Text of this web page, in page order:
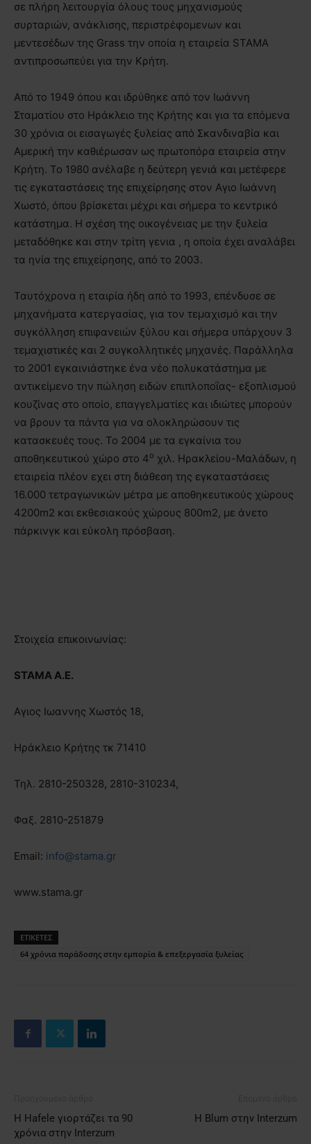
σε πλήρη λειτουργία όλους τους μηχανισμούς
συρταριών, ανάκλισης, περιστρέφομενων και
μεντεσέδων της Grass την οποία η εταιρεία STAMA
αντιπροσωπεύει για την Κρήτη.
Από το 1949 όπου και ιδρύθηκε από τον Ιωάννη
Σταματίου στο Ηράκλειο της Κρήτης και για τα επόμενα
30 χρόνια οι εισαγωγές ξυλείας από Σκανδιναβία και
Αμερική την καθιέρωσαν ως πρωτοπόρα εταιρεία στην
Κρήτη. Το 1980 ανέλαβε η δεύτερη γενιά και μετέφερε
τις εγκαταστάσεις της επιχείρησης στον Αγιο Ιωάννη
Χωστό, όπου βρίσκεται μέχρι και σήμερα το κεντρικό
κατάστημα. Η σχέση της οικογένειας με την ξυλεία
μεταδόθηκε και στην τρίτη γενια , η οποία έχει αναλάβει
τα ηνία της επιχείρησης, από το 2003.
Ταυτόχρονα η εταιρία ήδη από το 1993, επένδυσε σε
μηχανήματα κατεργασίας, για τον τεμαχισμό και την
συγκόλληση επιφανειών ξύλου και σήμερα υπάρχουν 3
τεμαχιστικές και 2 συγκολλητικές μηχανές. Παράλληλα
το 2001 εγκαινιάστηκε ένα νέο πολυκατάστημα με
αντικείμενο την πώληση ειδών επιπλοποΐας- εξοπλισμού
κουζίνας στο οποίο, επαγγελματίες και ιδιώτες μπορούν
να βρουν τα πάντα για να ολοκληρώσουν τις
κατασκευές τους. Το 2004 με τα εγκαίνια του
αποθηκευτικού χώρο στο 4ο χιλ. Ηρακλείου-Μαλάδων, η
εταιρεία πλέον εχει στη διάθεση της εγκαταστάσεις
16.000 τετραγωνικών μέτρα με αποθηκευτικούς χώρους
4200m2 και εκθεσιακoύς χώρους 800m2, με άνετο
πάρκινγκ και εύκολη πρόσβαση.
Στοιχεία επικοινωνίας:
STAMA A.E.
Aγιος Ιωαννης Χωστός 18,
Ηράκλειο Κρήτης τκ 71410
Τηλ. 2810-250328, 2810-310234,
Φαξ. 2810-251879
Email: info@stama.gr
www.stama.gr
ΕΤΙΚΕΤΕΣ
64 χρόνια παράδοσης στην εμπορία & επεξεργασία ξυλείας
Η Hafele γιορτάζει τα 90
χρόνια στην Interzum
H Blum στην Interzum